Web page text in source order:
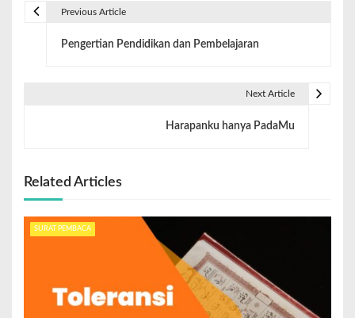
Previous Article
Pengertian Pendidikan dan Pembelajaran
Next Article
Harapanku hanya PadaMu
Related Articles
SURAT PEMBACA